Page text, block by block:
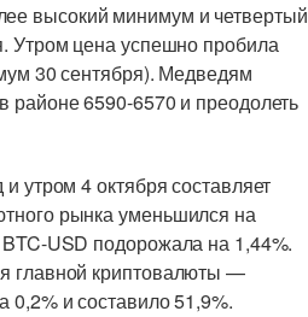
высокий минимум и четвертый
Утром цена успешно пробила
30 сентября). Медведям
районе 6590-6570 и преодолеть
утром 4 октября составляет
рынка уменьшился на
USD подорожала на 1,44%.
главной криптовалюты —
0,2% и составило 51,9%.